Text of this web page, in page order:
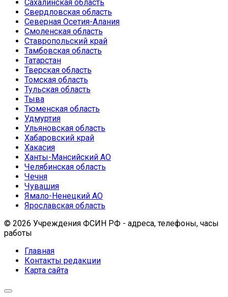
Сахалинская область
Свердловская область
Северная Осетия-Алания
Смоленская область
Ставропольский край
Тамбовская область
Татарстан
Тверская область
Томская область
Тульская область
Тыва
Тюменская область
Удмуртия
Ульяновская область
Хабаровский край
Хакасия
Ханты-Мансийский АО
Челябинская область
Чечня
Чувашия
Ямало-Ненецкий АО
Ярославская область
© 2026 Учреждения ФСИН РФ - адреса, телефоны, часы
работы
Главная
Контакты редакции
Карта сайта